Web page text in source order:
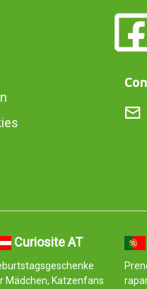
Curiosite AT
Mädchen, Katzenfans